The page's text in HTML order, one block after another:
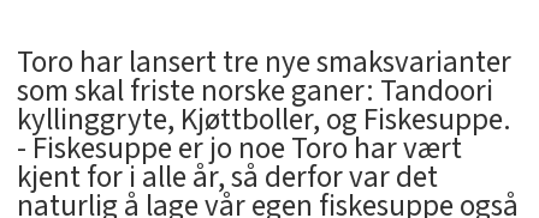
Toro har lansert tre nye smaksvarianter
som skal friste norske ganer: Tandoori
kyllinggryte, Kjøttboller, og Fiskesuppe.
- Fiskesuppe er jo noe Toro har vært
kjent for i alle år, så derfor var det
naturlig å lage vår egen fiskesuppe også